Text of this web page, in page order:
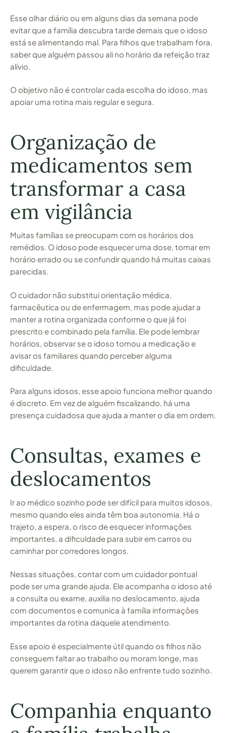
Esse olhar diário ou em alguns dias da semana pode
evitar que a família descubra tarde demais que o idoso
está se alimentando mal. Para filhos que trabalham fora,
saber que alguém passou ali no horário da refeição traz
alívio.
O objetivo não é controlar cada escolha do idoso, mas
apoiar uma rotina mais regular e segura.
Organização de
medicamentos sem
transformar a casa
em vigilância
Muitas famílias se preocupam com os horários dos
remédios. O idoso pode esquecer uma dose, tomar em
horário errado ou se confundir quando há muitas caixas
parecidas.
O cuidador não substitui orientação médica,
farmacêutica ou de enfermagem, mas pode ajudar a
manter a rotina organizada conforme o que já foi
prescrito e combinado pela família. Ele pode lembrar
horários, observar se o idoso tomou a medicação e
avisar os familiares quando perceber alguma
dificuldade.
Para alguns idosos, esse apoio funciona melhor quando
é discreto. Em vez de alguém fiscalizando, há uma
presença cuidadosa que ajuda a manter o dia em ordem.
Consultas, exames e
deslocamentos
Ir ao médico sozinho pode ser difícil para muitos idosos,
mesmo quando eles ainda têm boa autonomia. Há o
trajeto, a espera, o risco de esquecer informações
importantes, a dificuldade para subir em carros ou
caminhar por corredores longos.
Nessas situações, contar com um cuidador pontual
pode ser uma grande ajuda. Ele acompanha o idoso até
a consulta ou exame, auxilia no deslocamento, ajuda
com documentos e comunica à família informações
importantes da rotina daquele atendimento.
Esse apoio é especialmente útil quando os filhos não
conseguem faltar ao trabalho ou moram longe, mas
querem garantir que o idoso não enfrente tudo sozinho.
Companhia enquanto